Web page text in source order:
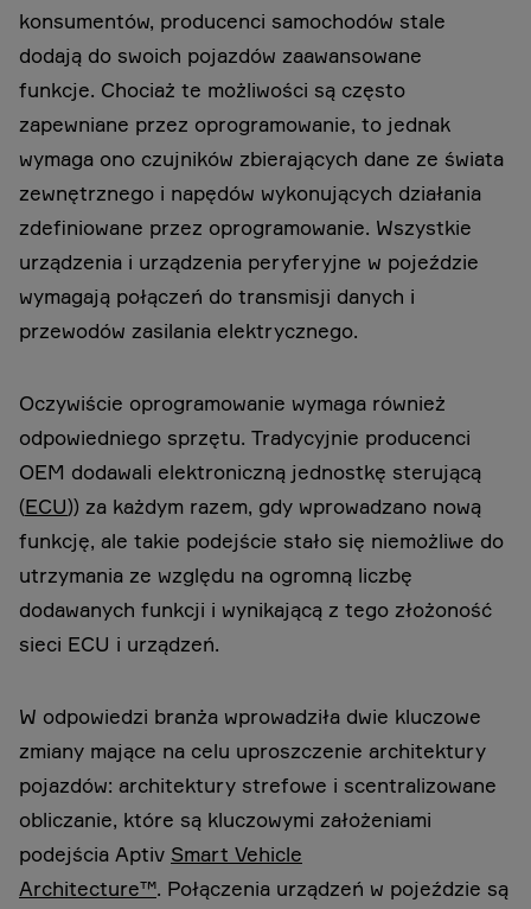
konsumentów, producenci samochodów stale
dodają do swoich pojazdów zaawansowane
funkcje. Chociaż te możliwości są często
zapewniane przez oprogramowanie, to jednak
wymaga ono czujników zbierających dane ze świata
zewnętrznego i napędów wykonujących działania
zdefiniowane przez oprogramowanie. Wszystkie
urządzenia i urządzenia peryferyjne w pojeździe
wymagają połączeń do transmisji danych i
przewodów zasilania elektrycznego.
Oczywiście oprogramowanie wymaga również
odpowiedniego sprzętu. Tradycyjnie producenci
OEM dodawali elektroniczną jednostkę sterującą
(ECU)) za każdym razem, gdy wprowadzano nową
funkcję, ale takie podejście stało się niemożliwe do
utrzymania ze względu na ogromną liczbę
dodawanych funkcji i wynikającą z tego złożoność
sieci ECU i urządzeń.
W odpowiedzi branża wprowadziła dwie kluczowe
zmiany mające na celu uproszczenie architektury
pojazdów: architektury strefowe i scentralizowane
obliczanie, które są kluczowymi założeniami
podejścia Aptiv Smart Vehicle
Architecture™. Połączenia urządzeń w pojeździe są